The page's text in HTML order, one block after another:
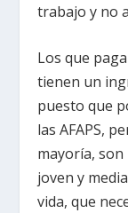
trabajo y no
Los que
tienen un
puesto que
las AFAPS,
mayoría,
joven y
vida, que